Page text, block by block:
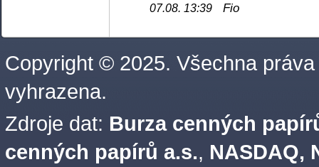
07.08. 13:39 Fio
Copyright © 2025. Všechna práva
vyhrazena.
Zdroje dat: Burza cenných
cenných papírů a.s., NASDAQ,